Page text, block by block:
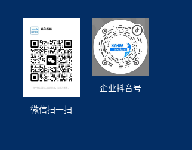
企业抖音号
微信扫一扫